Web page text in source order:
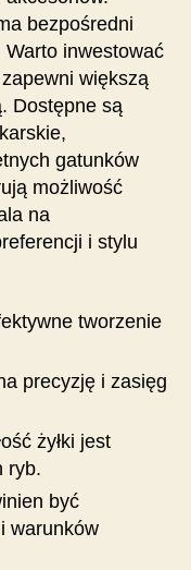
bezpośredni
Warto inwestować
większą
Dostępne są
gatunków
możliwość
na
i stylu
tworzenie
precyzję i zasięg
żyłki jest
ryb.
być
warunków